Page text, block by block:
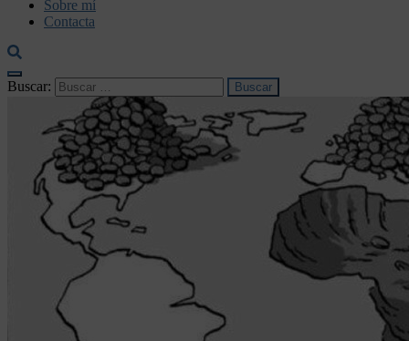
Sobre mí
Contacta
Buscar: